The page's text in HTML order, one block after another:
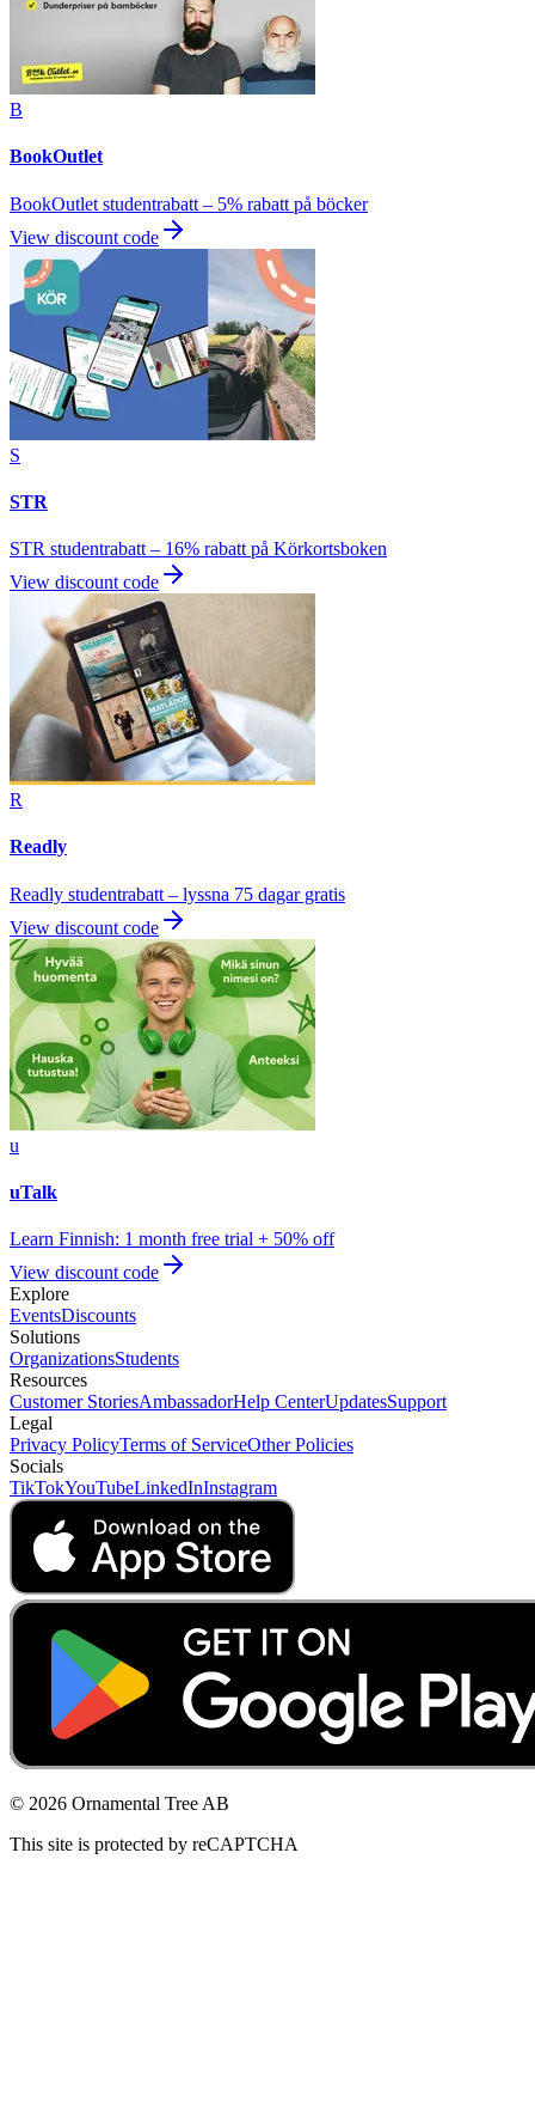
B
BookOutlet
BookOutlet studentrabatt – 5% rabatt på böcker
View discount code
S
STR
STR studentrabatt – 16% rabatt på Körkortsboken
View discount code
R
Readly
Readly studentrabatt – lyssna 75 dagar gratis
View discount code
u
uTalk
Learn Finnish: 1 month free trial + 50% off
View discount code
Explore
EventsDiscounts
Solutions
OrganizationsStudents
Resources
Customer StoriesAmbassadorHelp CenterUpdatesSupport
Legal
Privacy PolicyTerms of ServiceOther Policies
Socials
TikTokYouTubeLinkedInInstagram
© 2026 Ornamental Tree AB
This site is protected by reCAPTCHA